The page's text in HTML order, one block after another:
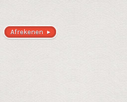
Afrekenen